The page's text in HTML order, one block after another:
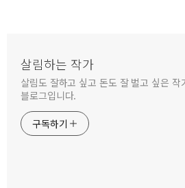
살림하는 작가
살림도 잘하고 싶고 돈도 잘 벌고 싶은 작
블로그입니다.
구독하기